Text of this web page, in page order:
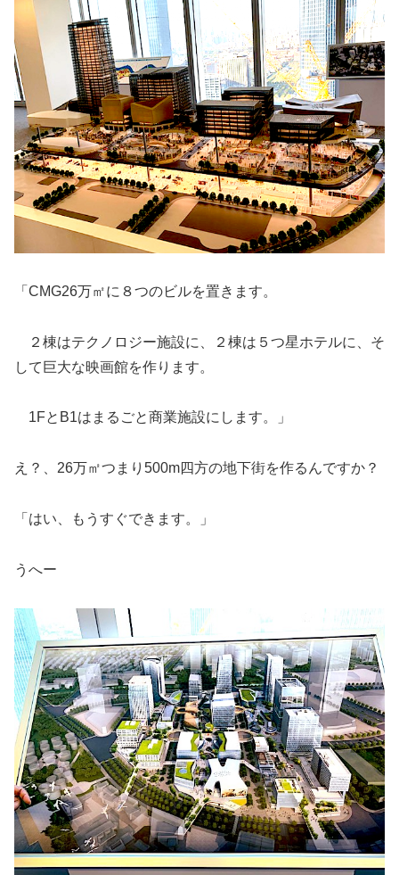
「CMG26万㎡に８つのビルを置きます。
２棟はテクノロジー施設に、２棟は５つ星ホテルに、そ
して巨大な映画館を作ります。
1FとB1はまるごと商業施設にします。」
え？、26万㎡つまり500m四方の地下街を作るんですか？
「はい、もうすぐできます。」
うへー